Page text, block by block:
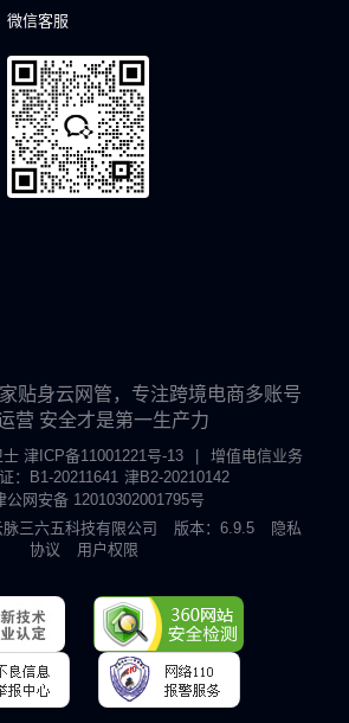
微信客服
贴身云网管，专注跨境电商多账号
营 安全才是第一生产力
士 津ICP备11001221号-13 |
增值电信业务
：B1-20211641 津B2-20210142
公网安备 12010302001795号
三六五科技有限公司
版本：6.9.5
隐私
协议
用户权限